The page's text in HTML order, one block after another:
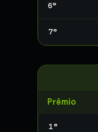
6°
7°
Prêmio
1°